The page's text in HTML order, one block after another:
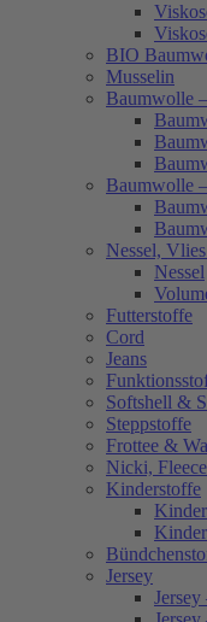
BIO
Musselin
Baumwolle
Baumwolle
Nessel,
Nessel
Futterstoffe
Cord
Jeans
Softshell &
Steppstoffe
Frottee &
Nicki,
Kinderstoffe
Jersey